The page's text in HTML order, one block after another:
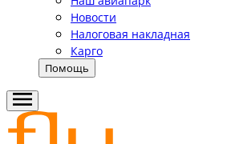
Новости
Налоговая накладная
Карго
Помощь